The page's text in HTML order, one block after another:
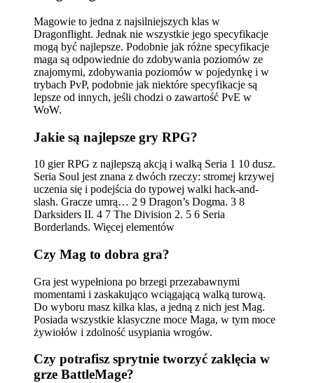
Magowie to jedna z najsilniejszych klas w
Dragonflight. Jednak nie wszystkie jego specyfikacje
mogą być najlepsze. Podobnie jak różne specyfikacje
maga są odpowiednie do zdobywania poziomów ze
znajomymi, zdobywania poziomów w pojedynkę i w
trybach PvP, podobnie jak niektóre specyfikacje są
lepsze od innych, jeśli chodzi o zawartość PvE w
WoW.
Jakie są najlepsze gry RPG?
10 gier RPG z najlepszą akcją i walką Seria 1 10 dusz.
Seria Soul jest znana z dwóch rzeczy: stromej krzywej
uczenia się i podejścia do typowej walki hack-and-
slash. Gracze umrą… 2 9 Dragon’s Dogma. 3 8
Darksiders II. 4 7 The Division 2. 5 6 Seria
Borderlands. Więcej elementów
Czy Mag to dobra gra?
Gra jest wypełniona po brzegi przezabawnymi
momentami i zaskakująco wciągającą walką turową.
Do wyboru masz kilka klas, a jedną z nich jest Mag.
Posiada wszystkie klasyczne moce Maga, w tym moce
żywiołów i zdolność usypiania wrogów.
Czy potrafisz sprytnie tworzyć zaklęcia w
grze BattleMage?